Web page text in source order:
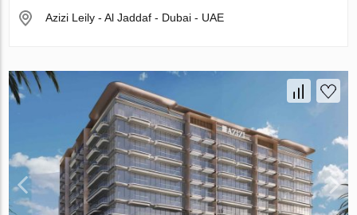
Azizi Leily - Al Jaddaf - Dubai - UAE